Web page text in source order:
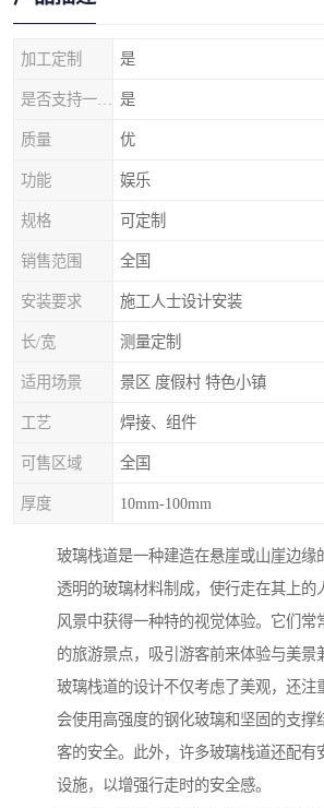
加工定制 是
是
质量 优
功能 娱乐
规格 可定制
销售范围 全国
安装要求 施工人士设计安装
长/宽 测量定制
适用场景 景区 度假村 特色小镇
工艺 焊接、组件
可售区域 全国
厚度 10mm-100mm
玻璃栈道是一种建造在悬崖或山崖边缘
透明的玻璃材料制成，使行走在其上的
风景中获得一种特的视觉体验。它们常
的旅游景点，吸引游客前来体验与美景
玻璃栈道的设计不仅考虑了美观，还注
会使用高强度的钢化玻璃和坚固的支撑
客的安全。此外，许多玻璃栈道还配有
设施，以增强行走时的安全感。